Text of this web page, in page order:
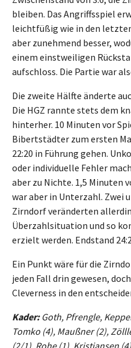
bleiben. Das Angriffsspiel
leichtfüßig wie in den
aber zunehmend besser,
einem einstweiligen
aufschloss. Die Partie war
Die zweite Hälfte änderte
Die HGZ rannte stets dem
hinterher. 10 Minuten vor
Bibertstädter zum ersten
22:20 in Führung gehen.
oder individuelle Fehler
aber zu Nichte. 1,5 Minuten
war aber in Unterzahl. Zwei
Zirndorf veränderten
Überzahlsituation und so
erzielt werden. Endstand
Ein Punkt wäre für die
jeden Fall drin gewesen,
Cleverness in den
Kader:Goth, Pfrengle,
Tomko (4), Maußner (2),
(2/1), Rohe (1), Kristiansen (4)